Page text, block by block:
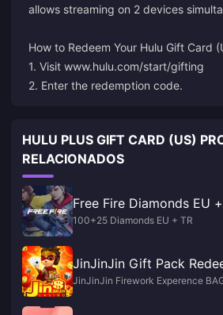
allows streaming on 2 devices
How to Redeem Your Hulu Gift Card
1. Visit www.hulu.com/start/gifting
2. Enter the redemption code.
HULU PLUS GIFT CARD (US)
RELACIONADOS
Free Fire Diamonds EU
100+25 Diamonds EU + TR
JinJinJin Gift Pack
JinJinJin Firework Experence